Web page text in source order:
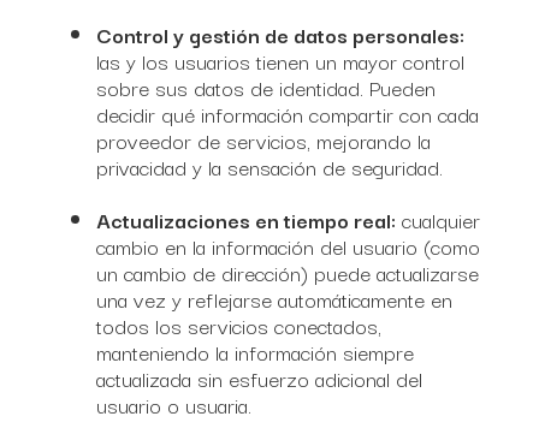
Control y gestión de datos personales:
las y los usuarios tienen un mayor control
sobre sus datos de identidad. Pueden
decidir qué información compartir con cada
proveedor de servicios, mejorando la
privacidad y la sensación de seguridad.
Actualizaciones en tiempo real: cualquier
cambio en la información del usuario (como
un cambio de dirección) puede actualizarse
una vez y reflejarse automáticamente en
todos los servicios conectados,
manteniendo la información siempre
actualizada sin esfuerzo adicional del
usuario o usuaria.